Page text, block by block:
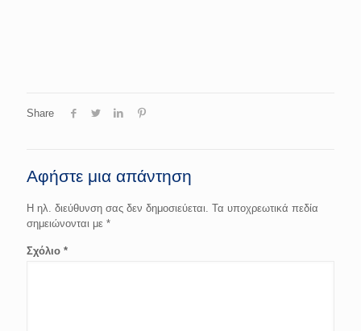
Share
Αφήστε μια απάντηση
Η ηλ. διεύθυνση σας δεν δημοσιεύεται. Τα υποχρεωτικά πεδία
σημειώνονται με *
Σχόλιο *